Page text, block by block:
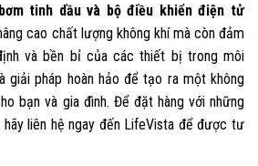
tinh dầu và bộ điều khiển điện tử
cao chất lượng không khí mà còn đảm
và bền bỉ của các thiết bị trong môi
giải pháp hoàn hảo để tạo ra một không
bạn và gia đình. Để đặt hàng với những
liên hệ ngay đến LifeVista để được tư